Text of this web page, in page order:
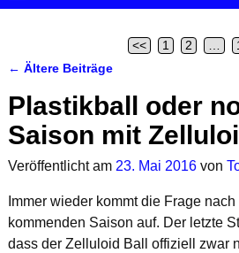
<< 1 2 …
← Ältere Beiträge
Plastikball oder
Saison mit
Veröffentlicht am 23. Mai 2016 von
Immer wieder kommt die Frage
kommenden Saison auf. Der letzte
dass der Zelluloid Ball offiziell zwar